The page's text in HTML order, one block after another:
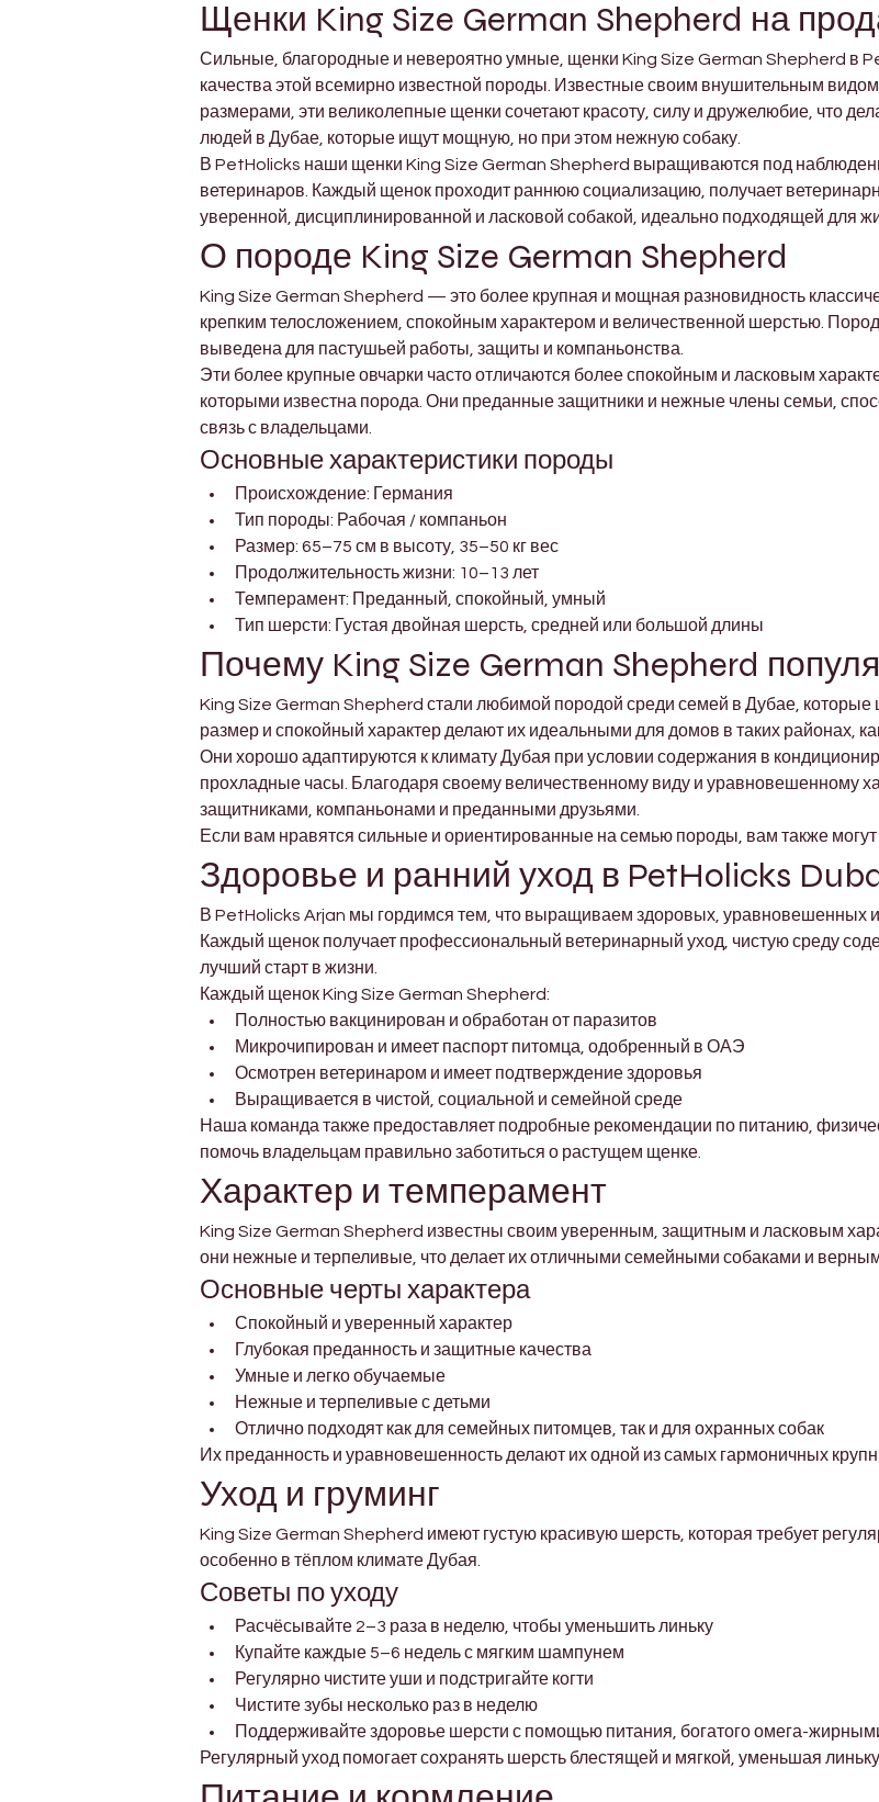
Щенки King Size German Shepherd на
Сильные, благородные и невероятно умные, щенки King Size German Shepherd в
качества этой всемирно известной породы. Известные своим внушительным
размерами, эти великолепные щенки сочетают красоту, силу и дружелюбие, что
людей в Дубае, которые ищут мощную, но при этом нежную собаку.
В PetHolicks наши щенки King Size German Shepherd выращиваются под
ветеринаров. Каждый щенок проходит раннюю социализацию, получает
уверенной, дисциплинированной и ласковой собакой, идеально подходящей для
О породе King Size German Shepherd
King Size German Shepherd — это более крупная и мощная разновидность
крепким телосложением, спокойным характером и величественной шерстью.
выведена для пастушьей работы, защиты и компаньонства.
Эти более крупные овчарки часто отличаются более спокойным и ласковым
которыми известна порода. Они преданные защитники и нежные члены семьи,
связь с владельцами.
Основные характеристики породы
Происхождение: Германия
Тип породы: Рабочая / компаньон
Размер: 65–75 см в высоту, 35–50 кг вес
Продолжительность жизни: 10–13 лет
Темперамент: Преданный, спокойный, умный
Тип шерсти: Густая двойная шерсть, средней или большой длины
Почему King Size German Shepherd
King Size German Shepherd стали любимой породой среди семей в Дубае, которые
размер и спокойный характер делают их идеальными для домов в таких районах,
Они хорошо адаптируются к климату Дубая при условии содержания в
прохладные часы. Благодаря своему величественному виду и уравновешенному
защитниками, компаньонами и преданными друзьями.
Если вам нравятся сильные и ориентированные на семью породы, вам также
Здоровье и ранний уход в PetHolicks
В PetHolicks Arjan мы гордимся тем, что выращиваем здоровых, уравновешенных
Каждый щенок получает профессиональный ветеринарный уход, чистую среду
лучший старт в жизни.
Каждый щенок King Size German Shepherd:
Полностью вакцинирован и обработан от паразитов
Микрочипирован и имеет паспорт питомца, одобренный в ОАЭ
Осмотрен ветеринаром и имеет подтверждение здоровья
Выращивается в чистой, социальной и семейной среде
Наша команда также предоставляет подробные рекомендации по питанию,
помочь владельцам правильно заботиться о растущем щенке.
Характер и темперамент
King Size German Shepherd известны своим уверенным, защитным и ласковым
они нежные и терпеливые, что делает их отличными семейными собаками и
Основные черты характера
Спокойный и уверенный характер
Глубокая преданность и защитные качества
Умные и легко обучаемые
Нежные и терпеливые с детьми
Отлично подходят как для семейных питомцев, так и для охранных собак
Их преданность и уравновешенность делают их одной из самых гармоничных
Уход и груминг
King Size German Shepherd имеют густую красивую шерсть, которая требует
особенно в тёплом климате Дубая.
Советы по уходу
Расчёсывайте 2–3 раза в неделю, чтобы уменьшить линьку
Купайте каждые 5–6 недель с мягким шампунем
Регулярно чистите уши и подстригайте когти
Чистите зубы несколько раз в неделю
Поддерживайте здоровье шерсти с помощью питания, богатого омега-
Регулярный уход помогает сохранять шерсть блестящей и мягкой, уменьшая